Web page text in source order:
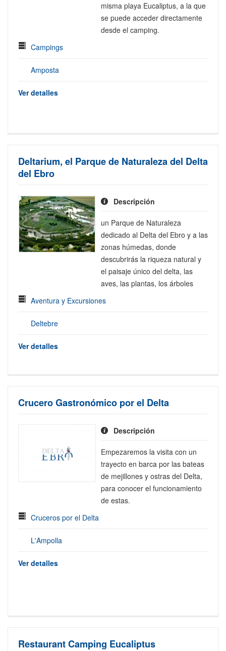
misma playa Eucaliptus, a la que
se puede acceder directamente
desde el camping.
Campings
Amposta
Ver detalles
Deltarium, el Parque de Naturaleza del Delta
del Ebro
Descripción
un Parque de Naturaleza
dedicado al Delta del Ebro y a las
zonas húmedas, donde
descubrirás la riqueza natural y
el paisaje único del delta, las
aves, las plantas, los árboles
Aventura y Excursiones
Deltebre
Ver detalles
Crucero Gastronómico por el Delta
Descripción
Empezaremos la visita con un
trayecto en barca por las bateas
de mejillones y ostras del Delta,
para conocer el funcionamiento
de estas.
Cruceros por el Delta
L'Ampolla
Ver detalles
Restaurant Camping Eucaliptus